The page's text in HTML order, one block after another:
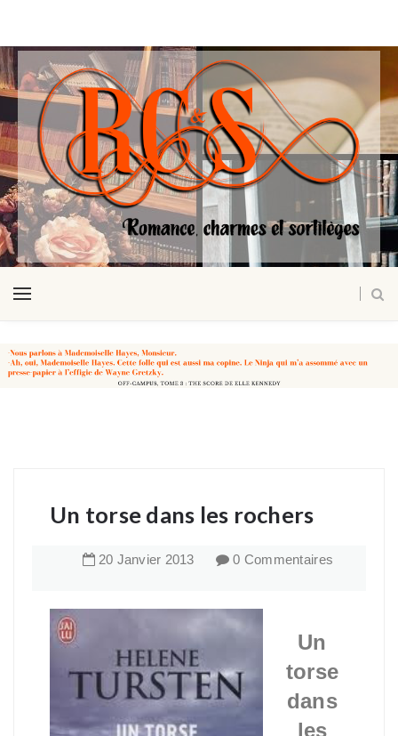
Un torse dans les rochers
20 Janvier 2013 0 Commentaires
Un
torse
dans
les